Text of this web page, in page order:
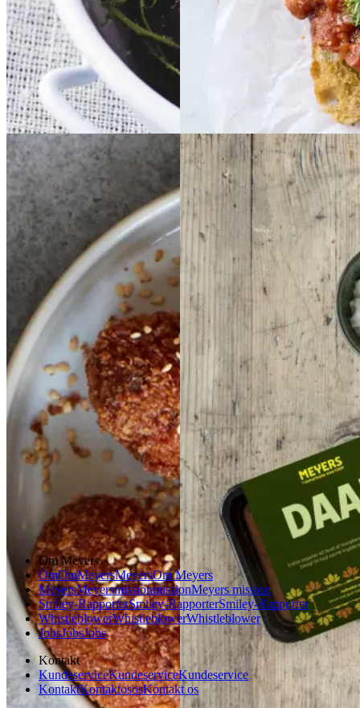
Gem opskrift
Dessert
Dansk mad
Sommermad
Aubergine-
Aubergine- ogog
sesamkroketter sesa
mkroketter medmed
peberfrugtdippeberf
rugtdip
Gem opskrift
Vegetarisk
Indisk Indisk
daal
daal
Gem opskrift
Aftensmad
Glutenfri
Vegetarisk
Vegansk
Om Meyers
OmOmMeyersMeyersOm Meyers
MeyersMeyersmissionmissionMeyers mission
Smiley-RapporterSmiley-RapporterSmiley-Rapporter
WhistleblowerWhistleblowerWhistleblower
JobsJobsJobs
Kontakt
KundeserviceKundeserviceKundeservice
KontaktKontaktososKontakt os